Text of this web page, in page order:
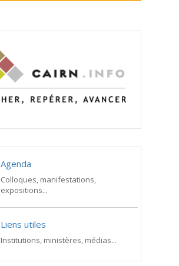
Agenda
Colloques, manifestations,
expositions...
Liens utiles
Institutions, ministères, médias...